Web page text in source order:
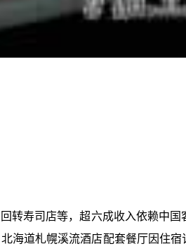
转寿司店等，超六成收入依赖中国
海道札幌溪流酒店配套餐厅因住宿